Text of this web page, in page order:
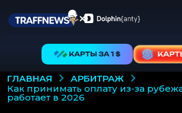
ГЛАВНАЯ
АРБИТРАЖ
как принимать оплату из-за рубежа: что реально
работает в 2026